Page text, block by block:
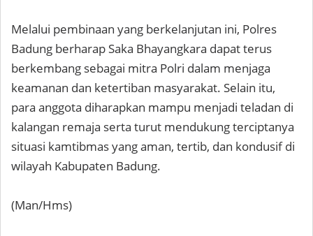
Melalui pembinaan yang berkelanjutan ini, Polres
Badung berharap Saka Bhayangkara dapat terus
berkembang sebagai mitra Polri dalam menjaga
keamanan dan ketertiban masyarakat. Selain itu,
para anggota diharapkan mampu menjadi teladan di
kalangan remaja serta turut mendukung terciptanya
situasi kamtibmas yang aman, tertib, dan kondusif di
wilayah Kabupaten Badung.
(Man/Hms)